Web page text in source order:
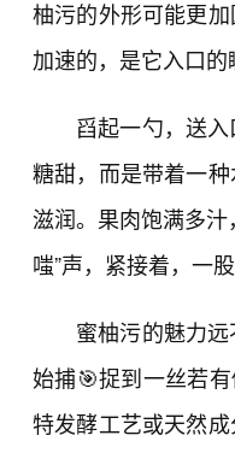
柚污的外形可能更
加速的，是它入口的
舀起一勺，送
糖甜，而是带着一
滋润。果肉饱满多
嗤”声，紧接着，一
蜜柚污的魅力
始捕🎯捉到一丝若
特发酵工艺或天然